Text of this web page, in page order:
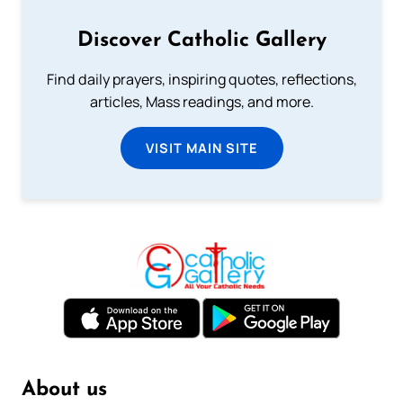
Discover Catholic Gallery
Find daily prayers, inspiring quotes, reflections,
articles, Mass readings, and more.
VISIT MAIN SITE
About us